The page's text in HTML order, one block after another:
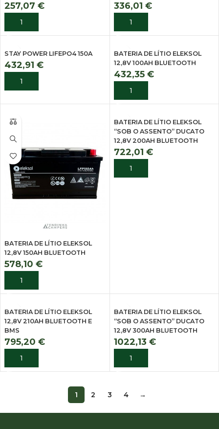
257,07 €
ADICIONAR
336,01 €
ADICIONAR
STAY POWER LIFEPO4 150A
432,91 €
ADICIONAR
BATERIA DE LÍTIO ELEKSOL
12,8V 100AH BLUETOOTH
432,35 €
ADICIONAR
BATERIA DE LÍTIO ELEKSOL
12,8V 150AH BLUETOOTH
578,10 €
ADICIONAR
BATERIA DE LÍTIO ELEKSOL
“SOB O ASSENTO” DUCATO
12,8V 200AH BLUETOOTH
722,01 €
ADICIONAR
BATERIA DE LÍTIO ELEKSOL
12,8V 210AH BLUETOOTH E
BMS
795,20 €
ADICIONAR
BATERIA DE LÍTIO ELEKSOL
“SOB O ASSENTO” DUCATO
12,8V 300AH BLUETOOTH
1022,13 €
ADICIONAR
1 2 3 4 →